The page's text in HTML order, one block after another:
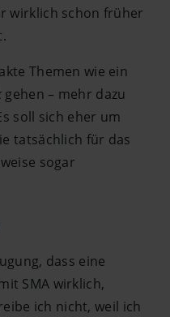
wirklich schon früher
Themen wie ein
gehen – mehr dazu
soll sich eher um
tatsächlich für das
sogar
dass eine
SMA wirklich,
ich nicht, weil ich